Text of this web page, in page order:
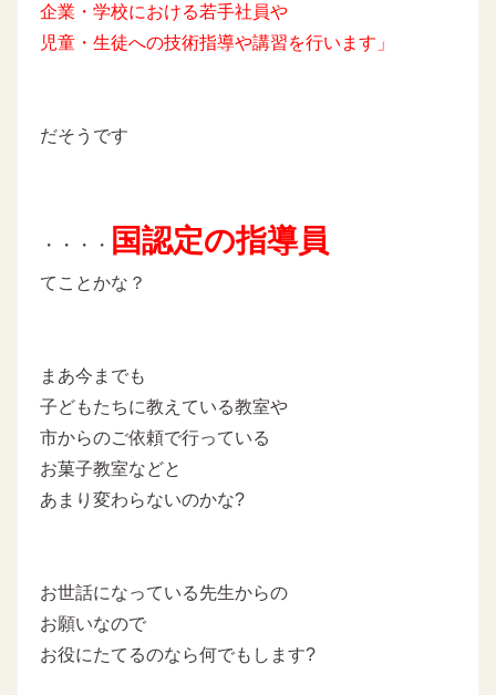
企業・学校における若手社員や
児童・生徒への技術指導や講習を行います」
だそうです
・・・・ 国認定の指導員
てことかな？
まあ今までも
子どもたちに教えている教室や
市からのご依頼で行っている
お菓子教室などと
あまり変わらないのかな?
お世話になっている先生からの
お願いなので
お役にたてるのなら何でもします?